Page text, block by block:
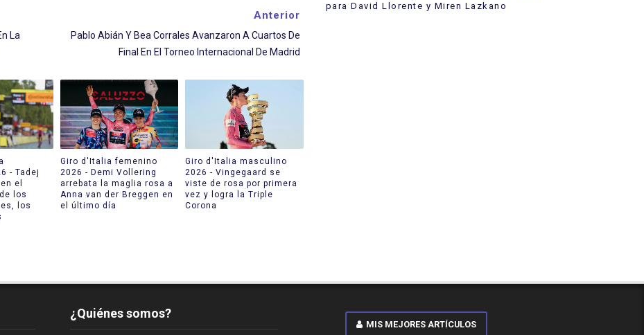
La
Anterior
Pablo Abián Y Bea Corrales Avanzaron A Cuartos De
Final En El Torneo Internacional De Madrid
- Tadej
el
los
los
Giro d'Italia femenino
2026 - Demi Vollering
arrebata la maglia rosa a
Anna van der Breggen en
el último día
Giro d'Italia masculino
2026 - Vingegaard se
viste de rosa por primera
vez y logra la Triple
Corona
para David Llorente y Miren Lazkano
¿Quiénes somos?
MIS MEJORES ARTÍCULOS